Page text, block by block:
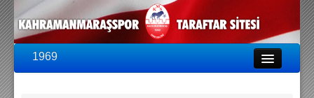
1969